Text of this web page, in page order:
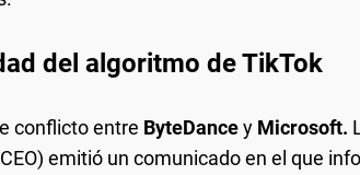
del algoritmo de TikTok
conflicto entre ByteDancey Microsoft.
emitió un comunicado en el que